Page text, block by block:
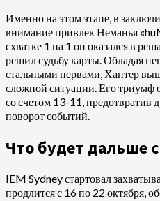
Именно на этом этапе, в
внимание привлек Неманья
схватке 1 на 1 он оказался в
решил судьбу карты. Обладая
стальными нервами, Хантер
сложной ситуации. Его триумф
со счетом 13-11,
поворот событий.
Что будет дальше с
IEM Sydney стартовал
продлится с 16 по 22 октября,